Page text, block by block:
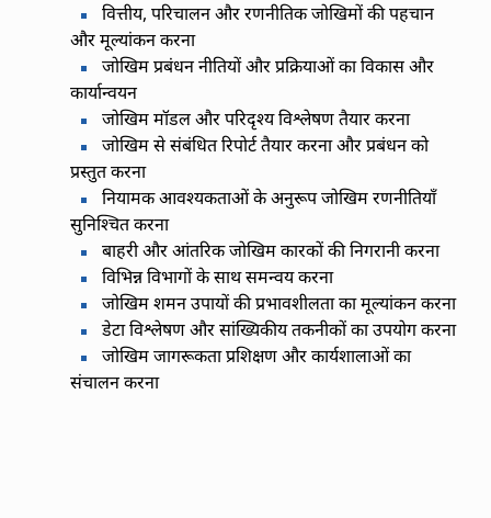
वित्तीय, परिचालन और रणनीतिक जोखिमों की पहचान
और मूल्यांकन करना
जोखिम प्रबंधन नीतियों और प्रक्रियाओं का विकास और
कार्यान्वयन
जोखिम मॉडल और परिदृश्य विश्लेषण तैयार करना
जोखिम से संबंधित रिपोर्ट तैयार करना और प्रबंधन को
प्रस्तुत करना
नियामक आवश्यकताओं के अनुरूप जोखिम रणनीतियाँ
सुनिश्चित करना
बाहरी और आंतरिक जोखिम कारकों की निगरानी करना
विभिन्न विभागों के साथ समन्वय करना
जोखिम शमन उपायों की प्रभावशीलता का मूल्यांकन करना
डेटा विश्लेषण और सांख्यिकीय तकनीकों का उपयोग करना
जोखिम जागरूकता प्रशिक्षण और कार्यशालाओं का
संचालन करना